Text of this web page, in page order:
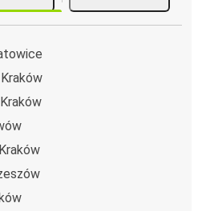
30 min.
wpływ na środowisko
zmniejszać ślad węglowy,
środowiskowe w całej naszej
alternatywne
oraz oferując wszystkim
biletu.
na trasie Port Lotniczy